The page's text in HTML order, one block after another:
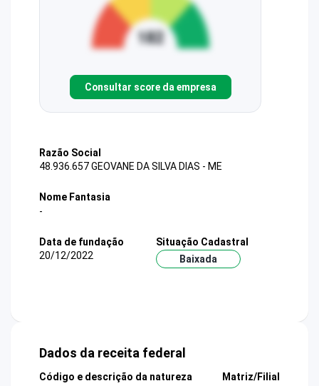
Consultar score da empresa
Razão Social
48.936.657 GEOVANE DA SILVA DIAS - ME
Nome Fantasia
-
Data de fundação
20/12/2022
Situação Cadastral
Baixada
Dados da receita federal
Código e descrição da natureza
Matriz/Filial